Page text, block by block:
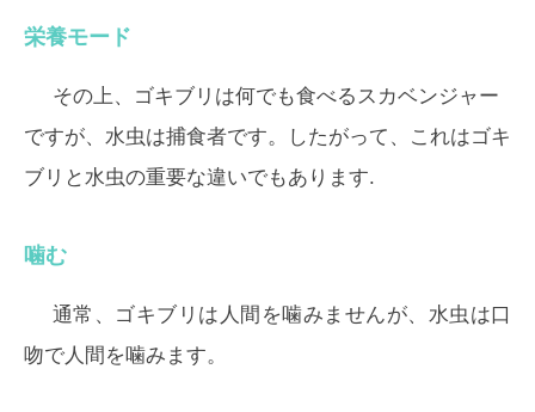
栄養モード
その上、ゴキブリは何でも食べるスカベンジャー
ですが、水虫は捕食者です。したがって、これはゴキ
ブリと水虫の重要な違いでもあります.
噛む
通常、ゴキブリは人間を噛みませんが、水虫は口
吻で人間を噛みます。